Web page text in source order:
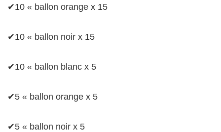
✔10 « ballon orange x 15
✔10 « ballon noir x 15
✔10 « ballon blanc x 5
✔5 « ballon orange x 5
✔5 « ballon noir x 5